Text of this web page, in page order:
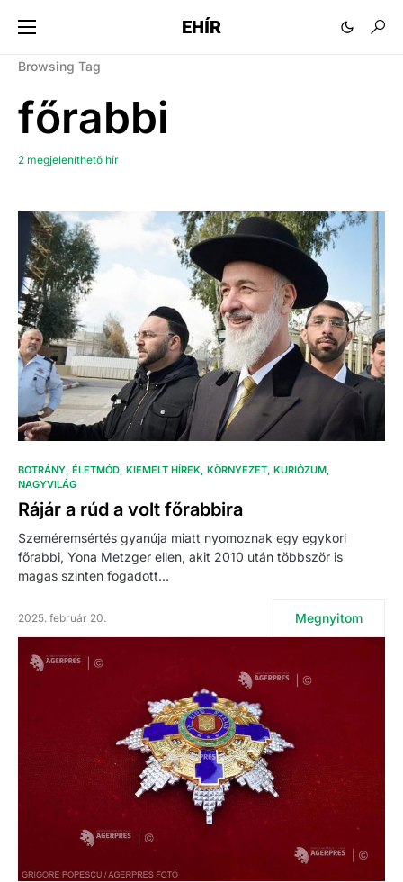
EHÍR
Browsing Tag
főrabbi
2 megjeleníthető hír
BOTRÁNY ÉLETMÓD KIEMELT HÍREK KÖRNYEZET KURIÓZUM
NAGYVILÁG
Rájár a rúd a volt főrabbira
Szeméremsértés gyanúja miatt nyomoznak egy egykori
főrabbi, Yona Metzger ellen, akit 2010 után többször is
magas szinten fogadott…
2025. február 20. Megnyitom